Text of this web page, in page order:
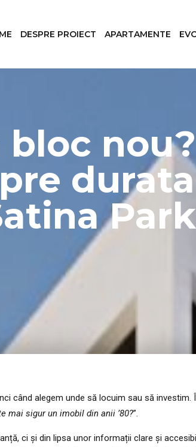
DESPRE PROIECT APARTAMENTE
bloc
Park
când alegem unde să locuim sau să
mai sigur un imobil din anii ’80?”.
ci și din lipsa unor informații clare și